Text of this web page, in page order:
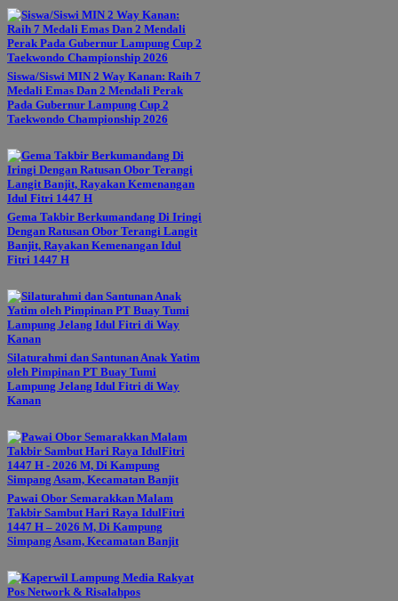
Siswa/Siswi MIN 2 Way Kanan: Raih 7
Medali Emas Dan 2 Mendali Perak
Pada Gubernur Lampung Cup 2
Taekwondo Championship 2026
Gema Takbir Berkumandang Di Iringi
Dengan Ratusan Obor Terangi Langit
Banjit, Rayakan Kemenangan Idul
Fitri 1447 H
Silaturahmi dan Santunan Anak Yatim
oleh Pimpinan PT Buay Tumi
Lampung Jelang Idul Fitri di Way
Kanan
Pawai Obor Semarakkan Malam
Takbir Sambut Hari Raya IdulFitri
1447 H – 2026 M, Di Kampung
Simpang Asam, Kecamatan Banjit